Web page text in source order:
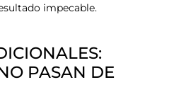
impecable.
PASAN DE